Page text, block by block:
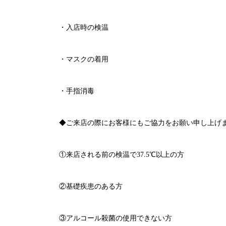
・入店時の検温
・マスクの着用
・手指消毒
◆ご来店の際にお客様にもご協力をお願い申し上げ
①来店される前の検温で37.5℃以上の方
②基礎疾患のある方
③アルコール殺菌の使用できない方